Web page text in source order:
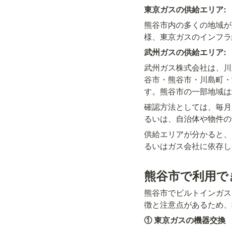
東京ガスの供給エリア:
熊谷市内の多くの地域
様、東京ガスのインフ
武州ガスの供給エリア:
武州ガス株式会社は、
谷市・熊谷市・川島町
す。熊谷市の一部地域
確認方法としては、毎
るいは、自治体や物件
供給エリアが分かると
るいはガス会社に依存
熊谷市で利用
熊谷市でビルトインガ
徴と注意点があるため
① 東京ガスの機器交換